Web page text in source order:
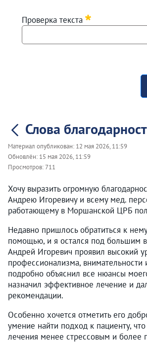
Проверка текста
Слова
Материал опубликован: 12 мая 2026, 11:59
Обновлён: 15 мая 2026, 11:59
Просмотров:711
Хочу выразить огромную
Андрею Игоревичу и всему мед.
работающему в Моршанской ЦРБ
Недавно пришлось обратиться к
помощью, и я остался под большим
Андрей Игоревич проявил высокий
профессионализма, внимательности
подробно объяснил все нюансы
назначил эффективное лечение и
рекомендации.
Особенно хочется отметить его
умение найти подход к пациенту,
лечения менее стрессовым и более